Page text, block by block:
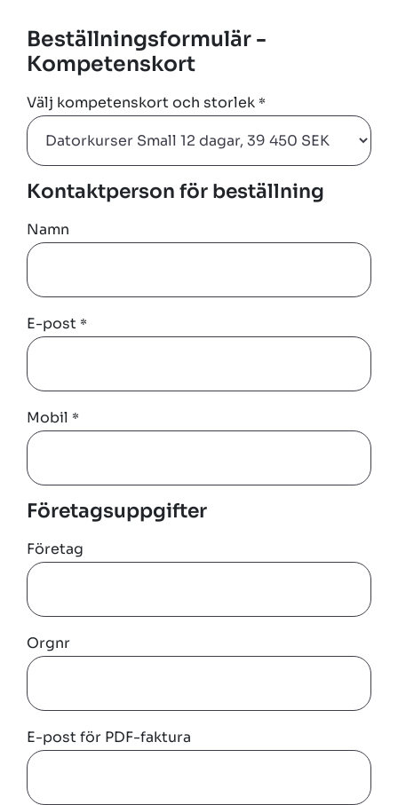
Beställningsformulär -
Kompetenskort
Välj kompetenskort och storlek *
Kontaktperson för beställning
Namn
E-post *
Mobil *
Företagsuppgifter
Företag
Orgnr
E-post för PDF-faktura